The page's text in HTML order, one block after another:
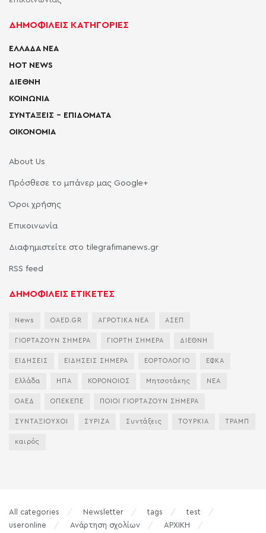
ΔΗΜΟΦΙΛΕΙΣ ΚΑΤΗΓΟΡΙΕΣ
ΕΛΛΑΔΑ ΝΕΑ
HOT NEWS
ΔΙΕΘΝΗ
ΚΟΙΝΩΝΙΑ
ΣΥΝΤΑΞΕΙΣ – ΕΠΙΔΟΜΑΤΑ
ΟΙΚΟΝΟΜΙΑ
About Us
Πρόσθεσε το μπάνερ μας Google+
Όροι χρήσης
Επικοινωνία
Διαφημιστείτε στο tilegrafimanews.gr
RSS feed
ΔΗΜΟΦΙΛΕΙΣ ΕΤΙΚΕΤΕΣ
News OAED.GR ΑΓΡΟΤΙΚΑ ΝΕΑ ΑΣΕΠ
ΓΙΟΡΤΑΖΟΥΝ ΣΗΜΕΡΑ ΓΙΟΡΤΗ ΣΗΜΕΡΑ ΔΙΕΘΝΗ
ΕΙΔΗΣΕΙΣ ΕΙΔΗΣΕΙΣ ΣΗΜΕΡΑ ΕΟΡΤΟΛΟΓΙΟ ΕΦΚΑ
Ελλάδα ΗΠΑ ΚΟΡΟΝΟΙΟΣ Μητσοτάκης ΝΕΑ
ΟΑΕΔ ΟΠΕΚΕΠΕ ΠΟΙΟΙ ΓΙΟΡΤΑΖΟΥΝ ΣΗΜΕΡΑ
ΣΥΝΤΑΞΙΟΥΧΟΙ ΣΥΡΙΖΑ Συντάξεις ΤΟΥΡΚΙΑ ΤΡΑΜΠ
καιρός
All categories Newsletter tags
test
useronline
Ανάρτηση σχολίων ΑΡΧΙΚΗ